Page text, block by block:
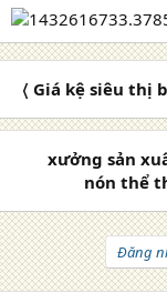
〈 Giá kệ siêu thị
xưởng sản
nón thể
Đăng